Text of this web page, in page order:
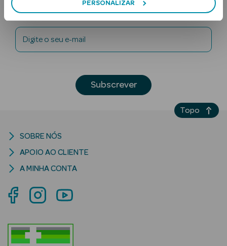
PERSONALIZAR
Corpo
Rosto
Solares Bebé e
Newsletter
Digite o seu e-mail
Subscrever
SOBRE NÓS
APOIO AO CLIENTE
A MINHA CONTA
Topo